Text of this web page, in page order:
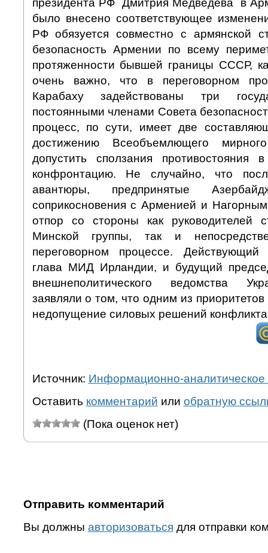
было внесено соответствующее
РФ обязуется совместно с армянской
безопасность Армении по всему
протяженности бывшей границы СССР,
очень важно, что в переговорном
Карабаху задействованы три
постоянными членами Совета
процесс, по сути, имеет две
достижению Всеобъемлющего
допустить сползания противостояния
конфронтацию. Не случайно, что
авантюры, предпринятые
соприкосновения с Арменией и
отпор со стороны как руководителей
Минской группы, так и
переговорном процессе.
глава МИД Ирландии, и будущий
внешнеполитического ведомства
заявляли о том, что одним из
недопущение силовых решений
Источник: Информационно-аналитическое
Оставить комментарий или обратную
(Пока оценок нет)
Отправить комментарий
Вы должны авторизоваться для отправки